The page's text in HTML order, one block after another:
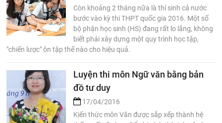
Còn khoảng 2 tháng nữa là thí sinh cả nước
bước vào kỳ thi THPT quốc gia 2016. Một số
bộ phận học sinh (HS) đang rất lo lắng, không
biết phải xây dựng một quy trình học tập,
"chiến lược" ôn tập thế nào cho hiệu quả.
Luyện thi môn Ngữ văn bằng bản
đồ tư duy
17/04/2016
Kiến thức môn Văn được sắp xếp thành hệ